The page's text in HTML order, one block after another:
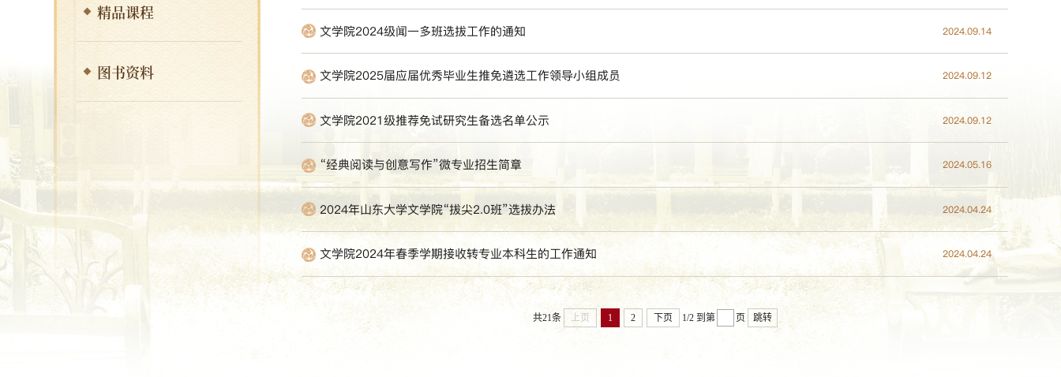
精品课程
图书资料
文学院2024级闻一多班选拔工作的通知 2024.09.14
文学院2025届应届优秀毕业生推免遴选工作领导小组成员 2024.09.12
文学院2021级推荐免试研究生备选名单公示 2024.09.12
“经典阅读与创意写作”微专业招生简章 2024.05.16
2024年山东大学文学院“拔尖2.0班”选拔办法 2024.04.24
文学院2024年春季学期接收转专业本科生的工作通知 2024.04.24
共21条 上页 1 2 下页 1/2 到第 页 跳转